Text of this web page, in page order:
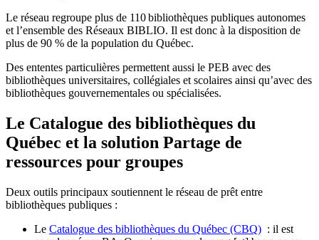
Le réseau regroupe plus de 110bibliothèques publiques autonomes
et l’ensemble des Réseaux BIBLIO. Il est donc à la disposition de
plus de 90 % de la population du Québec.
Des ententes particulières permettent aussi le PEB avec des
bibliothèques universitaires, collégiales et scolaires ainsi qu’avec des
bibliothèques gouvernementales ou spécialisées.
Le Catalogue des bibliothèques du
Québec et la solution Partage de
ressources pour groupes
Deux outils principaux soutiennent le réseau de prêt entre
bibliothèques publiques :
Le Catalogue des bibliothèques du Québec (CBQ) : il est